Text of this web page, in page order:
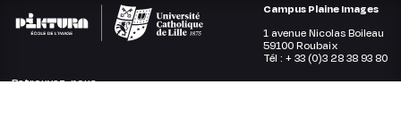
Campus Plaine Images
1 avenue Nicolas Boileau
59100 Roubaix
Tél : + 33 (0)3 28 38 93 80
Retrouvez-nous